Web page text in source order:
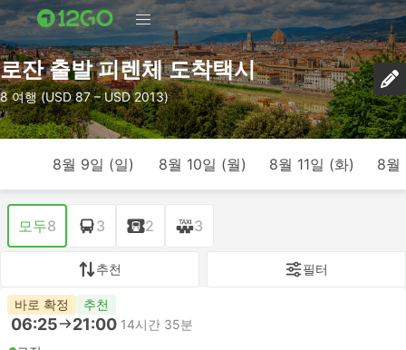
로잔 출발 피렌체 도착택시
8 여행 (USD 87 – USD 2013)
8월 9일 (일) 8월 10일 (월) 8월 11일 (화) 8월
모두8 3 2 3
추천 필터
바로 확정 추천
06:25 21:00 14시간 35분